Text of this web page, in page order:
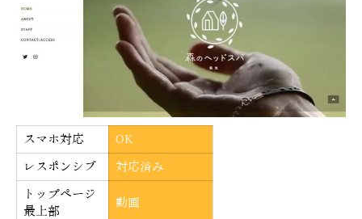
スマホ対応 OK
レスポンシブ 対応済み
トップページ
最上部
動画